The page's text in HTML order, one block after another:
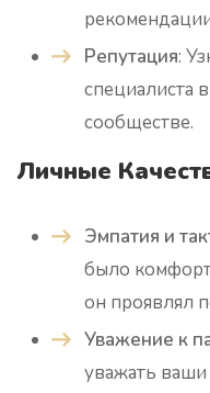
Репутация:
специалиста
сообществе.
Личные
Эмпатия и
было
он проявлял
Уважение к
уважать